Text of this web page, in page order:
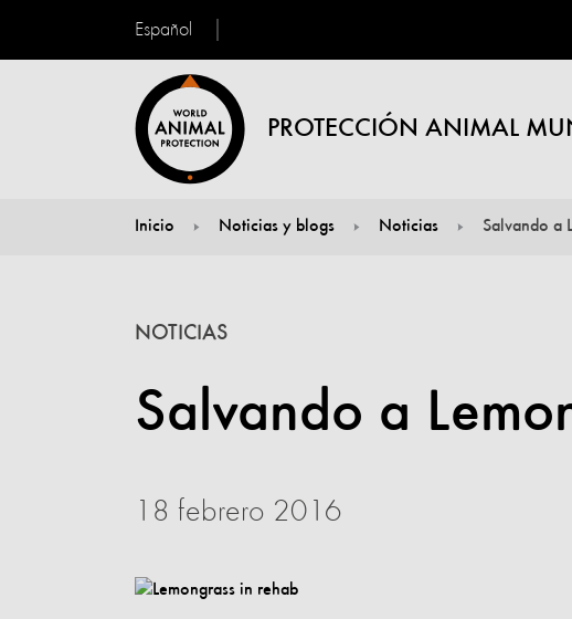
Español
PROTECCIÓN ANIMAL
Inicio Noticias y blogs Noticias Salvando a
Salvando a
NOTICIAS
18 febrero 2016